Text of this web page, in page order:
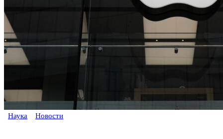
Наука Новости